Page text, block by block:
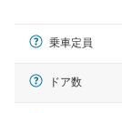
乗車定員
ドア数